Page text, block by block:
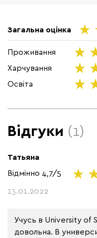
Загальна оцінка
Проживання
Харчування
Освіта
Відгуки (1)
Татьяна
Відмінно 4,7/5
13.01.2022
Учусь в University of
довольна. В